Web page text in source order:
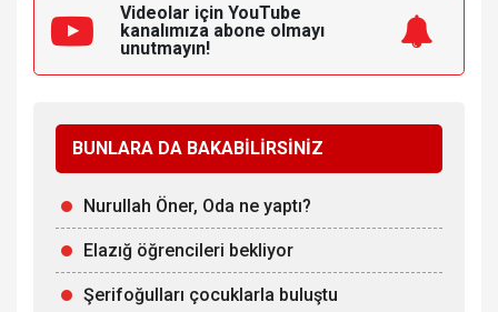
Videolar için YouTube
kanalımıza abone olmayı
unutmayın!
BUNLARA DA BAKABİLİRSİNİZ
Nurullah Öner, Oda ne yaptı?
Elazığ öğrencileri bekliyor
Şerifoğulları çocuklarla buluştu